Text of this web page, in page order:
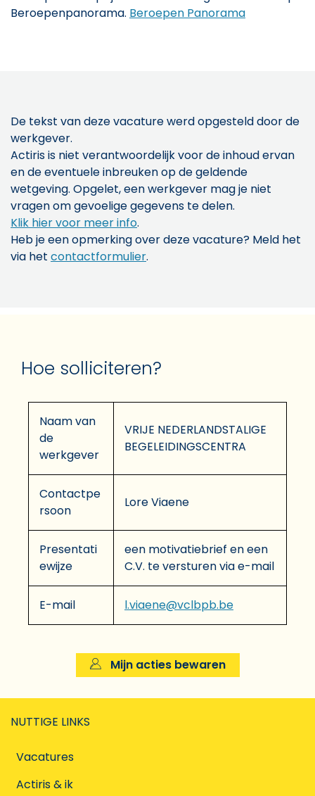
Beroepenpanorama. Beroepen Panorama
De tekst van deze vacature werd opgesteld door de
werkgever.
Actiris is niet verantwoordelijk voor de inhoud ervan
en de eventuele inbreuken op de geldende
wetgeving. Opgelet, een werkgever mag je niet
vragen om gevoelige gegevens te delen.
Klik hier voor meer info.
Heb je een opmerking over deze vacature? Meld het
via het contactformulier.
Hoe solliciteren?
Naam van
de
werkgever
VRIJE NEDERLANDSTALIGE
BEGELEIDINGSCENTRA
Contactpe
rsoon
Lore Viaene
Presentati
ewijze
een motivatiebrief en een
C.V. te versturen via e-mail
E-mail l.viaene@vclbpb.be
Mijn acties bewaren
NUTTIGE LINKS
Vacatures
Actiris & ik